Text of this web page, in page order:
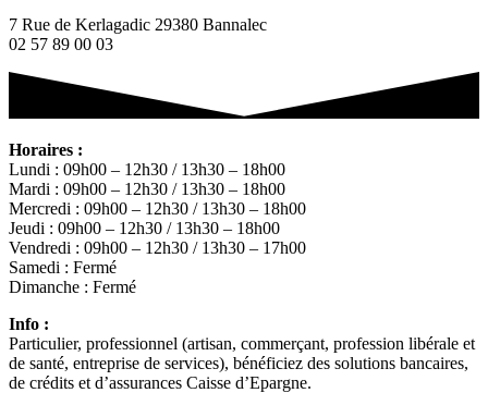
7 Rue de Kerlagadic 29380 Bannalec
02 57 89 00 03
Horaires :
Lundi : 09h00 – 12h30 / 13h30 – 18h00
Mardi : 09h00 – 12h30 / 13h30 – 18h00
Mercredi : 09h00 – 12h30 / 13h30 – 18h00
Jeudi : 09h00 – 12h30 / 13h30 – 18h00
Vendredi : 09h00 – 12h30 / 13h30 – 17h00
Samedi : Fermé
Dimanche : Fermé
Info :
Particulier, professionnel (artisan, commerçant, profession libérale et
de santé, entreprise de services), bénéficiez des solutions bancaires,
de crédits et d’assurances Caisse d’Epargne.